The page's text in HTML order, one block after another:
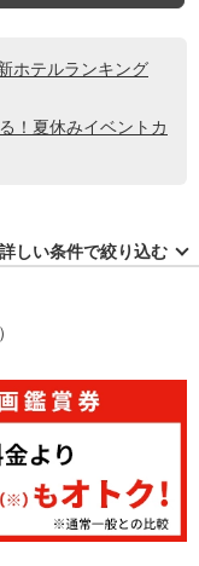
ホテルランキング
！夏休みイベントカ
しい条件で絞り込む